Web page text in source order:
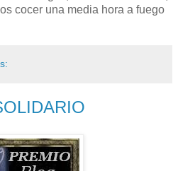
cocer una media hora a fuego